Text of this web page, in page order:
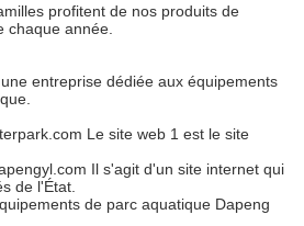
profitent de nos produits de
chaque année.
entreprise dédiée aux équipements
Le site web 1 est le site
Il s'agit d'un site internet qui
de l'État.
de parc aquatique Dapeng